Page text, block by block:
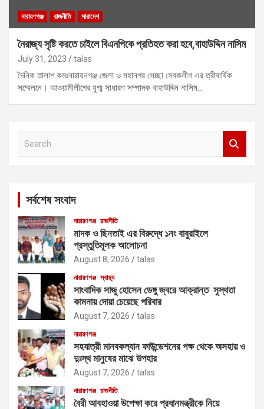
নারায়ণগঞ্জ রাজনীতি সারাদেশ
নৈরাজ্য সৃষ্টি করতে চাইলে বিএনপিকে প্রতিহত করা হবে,বাহাউদ্দিন নাসিম
July 31, 2023 talas
দৈনিক তালাশ.কমঃনারায়নগঞ্জ জেলা ও মহানগর সেচ্ছা সেবকলীগ এর ত্রীবার্ষিক
সম্মেলনে। আওয়ামীলীগের যুগ্ম সাধারণ সম্পাদক বাহাউদ্দিন নাসিম…
সর্বশেষ সংবাদ
নারায়ণগঞ্জ রাজনীতি
মাদক ও ছিনতাই এর বিরুদ্ধে ১নং বাবুরাইলে
প্রস্তুতিমূলক আলোচনা
August 8, 2026 talas
নারায়ণগঞ্জ স্বাস্থ্য
সাংবাদিক সাজু হোসেন ডেঙ্গু জ্বরে আক্রান্ত সুস্থতা
কামনায় দোয়া চেয়েছে পরিবার
August 7, 2026 talas
নারায়ণগঞ্জ
সহযাত্রী মানবকল্যান ফাউন্ডেশনের পক্ষ থেকে অসহায় ও
দুঃস্থ মানুষের মাঝে উপহার
August 7, 2026 talas
নারায়ণগঞ্জ রাজনীতি
বৈরী আবহাওয়া উপেক্ষা করে প্রধানমন্ত্রীকে নিয়ে